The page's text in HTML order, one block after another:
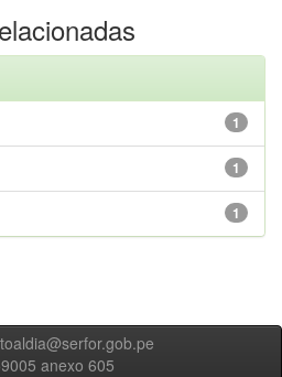
1
1
1
anexo 605